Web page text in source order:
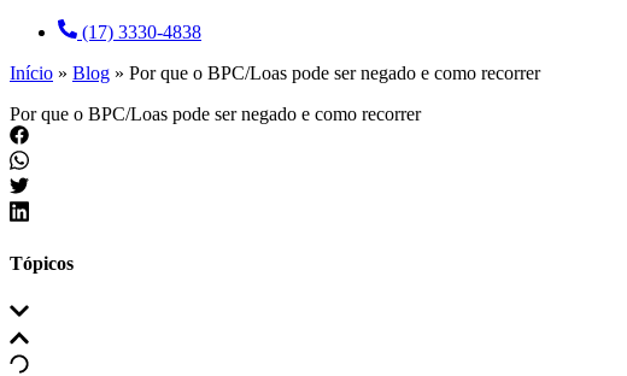
(17) 3330-4838
Início » Blog » Por que o BPC/Loas pode ser negado e como recorrer
Por que o BPC/Loas pode ser negado e como recorrer
Tópicos